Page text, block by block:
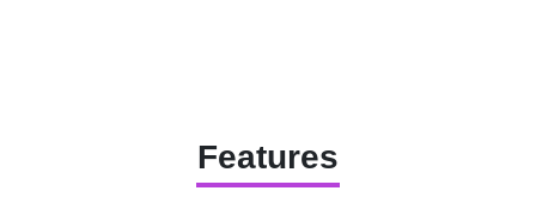
Features